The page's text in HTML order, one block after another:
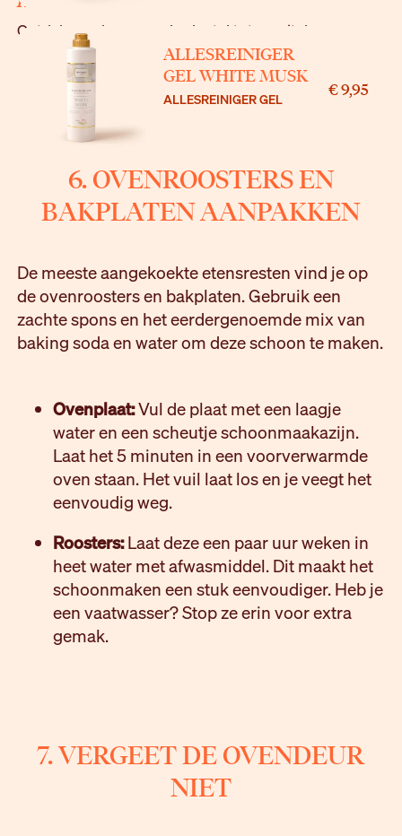
Ontdek vandaag nog de sleutel tot moeiteloos
schoonmaken en stralende resultaten!
ALLESREINIGER
GEL WHITE MUSK
ALLESREINIGER GEL € 9,95
6. OVENROOSTERS EN
BAKPLATEN AANPAKKEN
De meeste aangekoekte etensresten vind je op
de ovenroosters en bakplaten. Gebruik een
zachte spons en het eerdergenoemde mix van
baking soda en water om deze schoon te maken.
Ovenplaat:Vul de plaat met een laagje
water en een scheutje schoonmaakazijn.
Laat het 5 minuten in een voorverwarmde
oven staan. Het vuil laat los en je veegt het
eenvoudig weg.
Roosters:Laat deze een paar uur weken in
heet water met afwasmiddel. Dit maakt het
schoonmaken een stuk eenvoudiger. Heb je
een vaatwasser? Stop ze erin voor extra
gemak.
7. VERGEET DE OVENDEUR
NIET